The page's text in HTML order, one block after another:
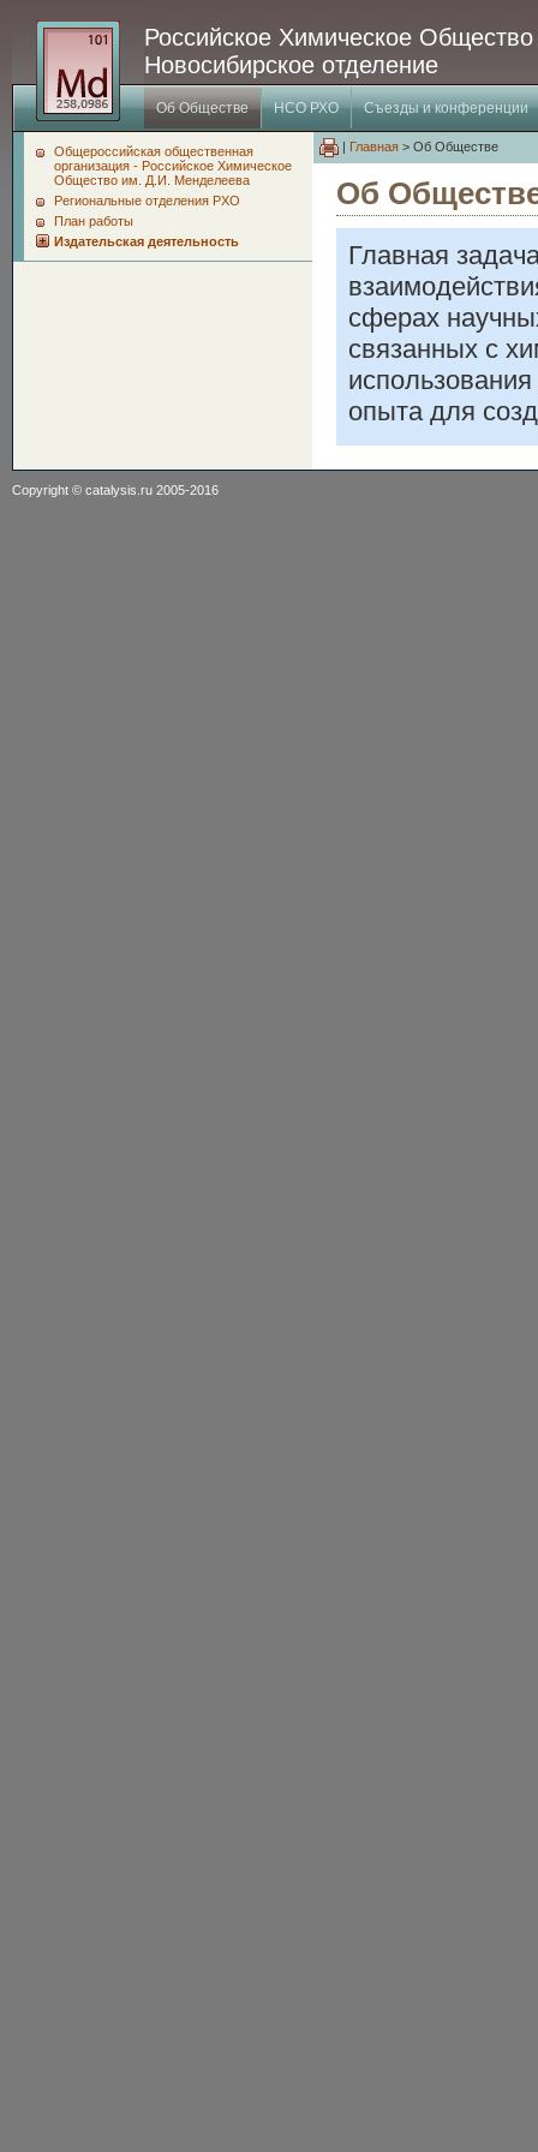
Российское Химическое Общество
Новосибирское отделение
Об Обществе НСО РХО Съезды и конференции
Общероссийская общественная
организация - Российское Химическое
Общество им. Д.И. Менделеева
Региональные отделения РХО
План работы
Издательская деятельность
| Главная > Об Обществе
Об
Главная
сферах
связанных с
опыта для
Copyright © catalysis.ru 2005-2016